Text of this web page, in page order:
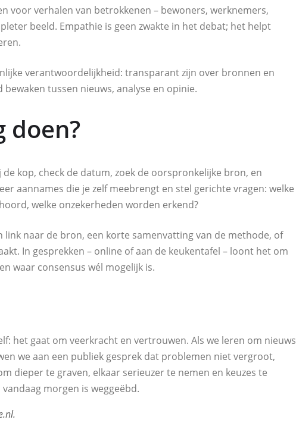
voor verhalen van betrokkenen – bewoners, werknemers,
beeld. Empathie is geen zwakte in het debat; het helpt
verantwoordelijkheid: transparant zijn over bronnen en
tussen nieuws, analyse en opinie.
doen?
kop, check de datum, zoek de oorspronkelijke bron, en
aannames die je zelf meebrengt en stel gerichte vragen: welke
welke onzekerheden worden erkend?
naar de bron, een korte samenvatting van de methode, of
In gesprekken – online of aan de keukentafel – loont het om
waar consensus wél mogelijk is.
het gaat om veerkracht en vertrouwen. Als we leren om nieuws
we aan een publiek gesprek dat problemen niet vergroot,
dieper te graven, elkaar serieuzer te nemen en keuzes te
morgen is weggeëbd.